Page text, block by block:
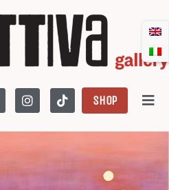
SHOP